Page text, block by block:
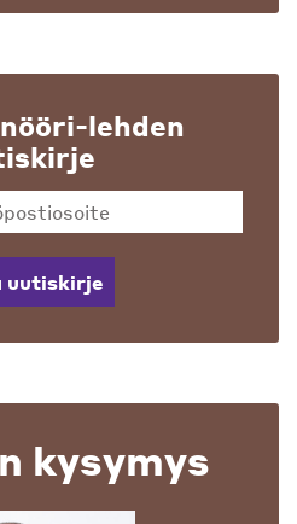
lehden
uutiskirje
kysymys